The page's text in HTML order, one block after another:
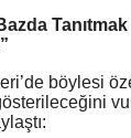
böylesi